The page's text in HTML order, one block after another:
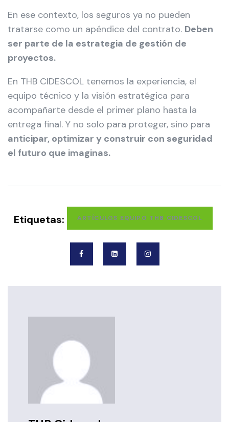
En ese contexto, los seguros ya no pueden
tratarse como un apéndice del contrato. Deben
ser parte de la estrategia de gestión de
proyectos.
En THB CIDESCOL tenemos la experiencia, el
equipo técnico y la visión estratégica para
acompañarte desde el primer plano hasta la
entrega final. Y no solo para proteger, sino para
anticipar, optimizar y construir con seguridad
el futuro que imaginas.
Etiquetas: ARTÍCULOS EQUIPO THB CIDESCOL